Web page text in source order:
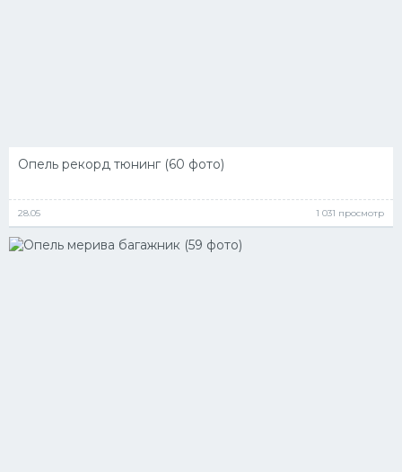
Опель рекорд тюнинг (60 фото)
28.05 1 031 просмотр